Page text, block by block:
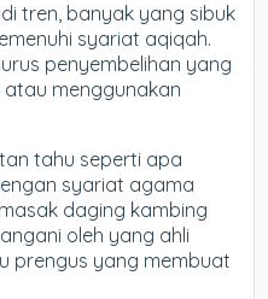
tren, banyak yang sibuk
syariat aqiqah.
penyembelihan yang
atau menggunakan
tahu seperti apa
syariat agama
daging kambing
oleh yang ahli
prengus yang membuat